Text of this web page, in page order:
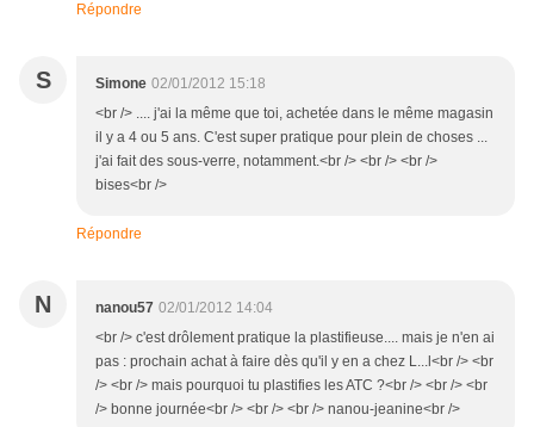
Répondre
S Simone 02/01/2012 15:18
<br /> .... j'ai la même que toi, achetée dans le même magasin
il y a 4 ou 5 ans. C'est super pratique pour plein de choses ...
j'ai fait des sous-verre, notamment.<br /> <br /> <br />
bises<br />
Répondre
N nanou57 02/01/2012 14:04
<br /> c'est drôlement pratique la plastifieuse.... mais je n'en ai
pas : prochain achat à faire dès qu'il y en a chez L...l<br /> <br
/> <br /> mais pourquoi tu plastifies les ATC ?<br /> <br /> <br
/> bonne journée<br /> <br /> <br /> nanou-jeanine<br />